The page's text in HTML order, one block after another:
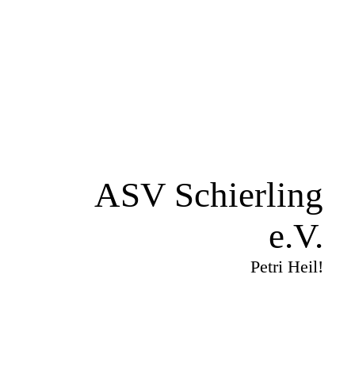
ASV Schierling
e.V.
Petri Heil!